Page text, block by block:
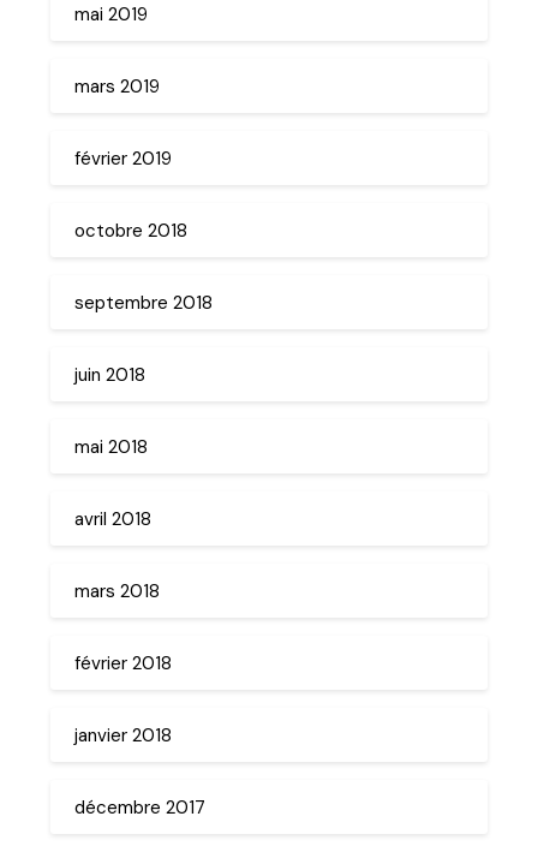
mai 2019
mars 2019
février 2019
octobre 2018
septembre 2018
juin 2018
mai 2018
avril 2018
mars 2018
février 2018
janvier 2018
décembre 2017